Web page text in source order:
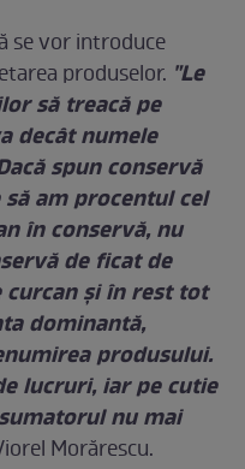
se vor introduce
produselor. "Le
să treacă pe
decât numele
spun conservă
am procentul cel
în conservă, nu
de ficat de
curcan și în rest tot
dominantă,
produsului.
lucruri, iar pe cutie
nu mai
Morărescu.